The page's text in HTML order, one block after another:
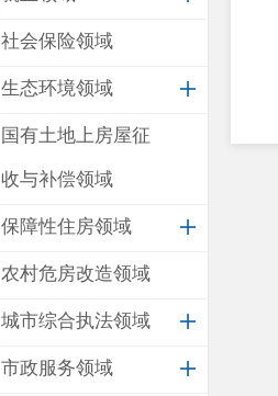
社会保险领域
生态环境领域
国有土地上房屋征
收与补偿领域
保障性住房领域
农村危房改造领域
城市综合执法领域
市政服务领域